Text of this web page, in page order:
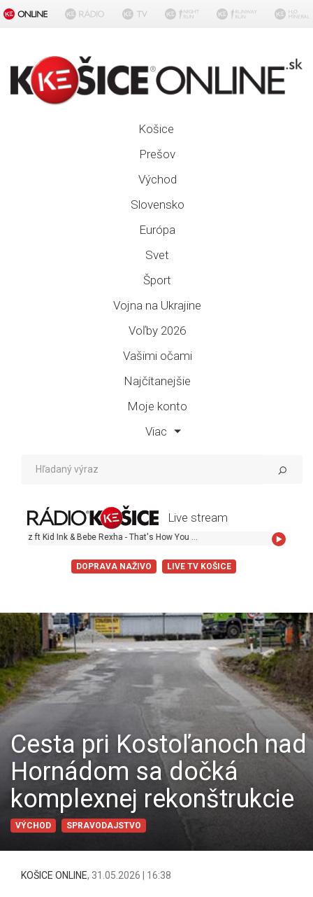
Košice
Prešov
Východ
Slovensko
Európa
Svet
Šport
Vojna na Ukrajine
Voľby 2026
Vašimi očami
Najčítanejšie
Moje konto
Viac
Live stream
Nico & Vinz ft Kid Ink & Bebe Rexha - That's How You Know
DOPRAVA NAŽIVO LIVE TV KOŠICE
Cesta pri Kostoľanoch nad
Hornádom sa dočká
komplexnej rekonštrukcie
VÝCHOD SPRAVODAJSTVO
KOŠICE ONLINE, 31.05.2026 | 16:38